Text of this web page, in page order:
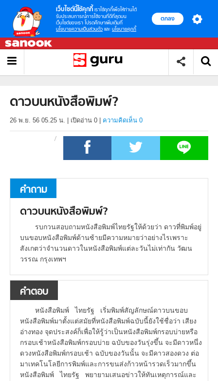
เว็บไซต์นี้ใช้คุกกี้ เราใช้คุกกี้เพื่อให้ท่านได้
รับประสบการณ์การใช้งานที่ดีที่สุดบน
เว็บไซต์ของเรา โปรดศึกษาเพิ่มเติมที่
นโยบายความเป็นส่วนตัว และ นโยบายคุกกี้
ตกลง
ดาวบนหนังสือพิมพ์?
26 พ.ย. 56 05.25 น. เปิดอ่าน 0 ความคิดเห็น 0
คำถาม
ดาวบนหนังสือพิมพ์?
รบกวนสอบถามหนังสือพิมพ์ไทยรัฐให้ด้วยว่า ดาวที่พิมพ์อยู่
บนขอบหนังสือพิมพ์ด้านซ้ายมีความหมายว่าอย่างไรเพราะ
สังเกตว่าจำนวนดาวในหนังสือพิมพ์แต่ละวันไม่เท่ากัน วัฒน
วรรณ กรุงเทพฯ
คำตอบ
หนังสือพิมพ์ ไทยรัฐ เริ่มพิมพ์สัญลักษณ์ดาวบนขอบ
หนังสือพิมพ์มาตั้งแต่สมัยที่หนังสือพิมพ์ฉบับนี้ยังใช้ชื่อว่า เสียง
อ่างทอง จุดประสงค์ก็เพื่อให้รู้ว่าเป็นหนังสือพิมพ์กรอบบ่ายหรือ
กรอบเช้าหนังสือพิมพ์กรอบบ่าย ฉบับของวันรุ่งขึ้น จะมีดาวหนึ่ง
ดวงหนังสือพิมพ์กรอบเช้า ฉบับของวันนั้น จะมีคาวสองดวง ต่อ
มาเทคโนโลยีการพิมพ์และการขนส่งก้าวหน้ารวดเร็วมากขึ้น
หนังสือพิมพ์ ไทยรัฐ พยายามเสนอข่าวให้ทันเหตุการณ์และ